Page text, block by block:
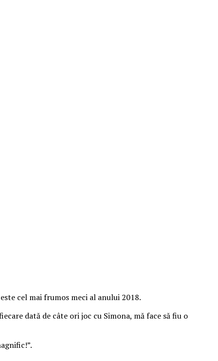
cel mai frumos meci al anului 2018.
dată de câte ori joc cu Simona, mă face să fiu o